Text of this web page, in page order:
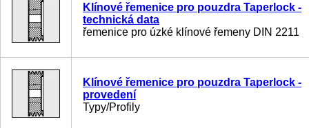
Klínové řemenice pro pouzdra Taperlock -
technická data
řemenice pro úzké klínové řemeny DIN 2211
Klínové řemenice pro pouzdra Taperlock -
provedení
Typy/Profily